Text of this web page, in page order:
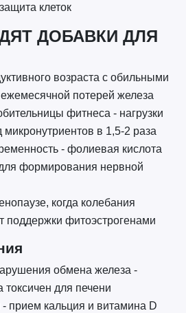
клеток
ДОБАВКИ ДЛЯ
возраста с обильными
потерей железа
фитнеса - нагрузки
в 1,5-2 раза
- фолиевая кислота
формирования нервной
когда колебания
поддержки фитоэстрогенами
обмена железа -
токсичен для печени
прием кальция и витамина D